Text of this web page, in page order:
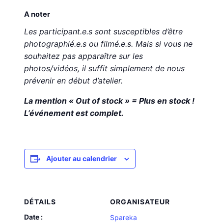
A noter
Les participant.e.s sont susceptibles d’être
photographié.e.s ou filmé.e.s. Mais si vous ne
souhaitez pas apparaître sur les
photos/vidéos, il suffit simplement de nous
prévenir en début d’atelier.
La mention « Out of stock » = Plus en stock !
L’événement est complet.
Ajouter au calendrier
DÉTAILS
Date :
ORGANISATEUR
Spareka